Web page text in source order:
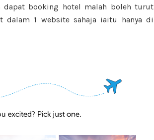
dapat booking hotel malah boleh turut
1 website sahaja iaitu hanya di